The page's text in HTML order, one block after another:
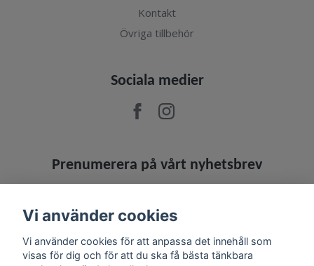
Kontakt
Övriga tillbehör
Sociala medier
Prenumerera på vårt nyhetsbrev
Vi använder cookies
Vi använder cookies för att anpassa det innehåll som
visas för dig och för att du ska få bästa tänkbara